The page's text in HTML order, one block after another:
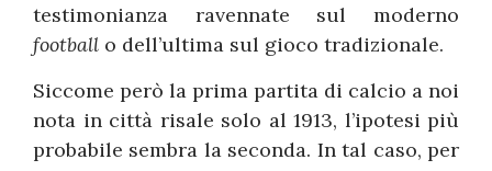
testimonianza ravennate sul moderno
football o dell’ultima sul gioco tradizionale.
Siccome però la prima partita di calcio a noi
nota in città risale solo al 1913, l’ipotesi più
probabile sembra la seconda. In tal caso, per